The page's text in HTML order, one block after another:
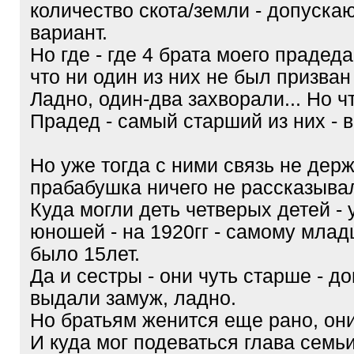
количество скота/земли -
вариант.
Но где - где 4 брата моего
что ни один из них не был
Ладно, один-два захворали... Но
Прадед - самый старший из них -
Но уже тогда с ними связь не
прабабушка ничего не
Куда могли деть четверых детей -
юношей - на 1920гг - самому
было 15лет.
Да и сестры - они чуть старше -
выдали замуж, ладно.
Но братьям женится еще рано,
И куда мог подеваться глава